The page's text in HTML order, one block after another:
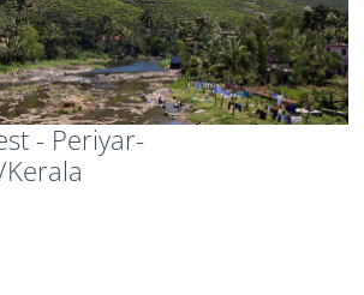
- Periyar-